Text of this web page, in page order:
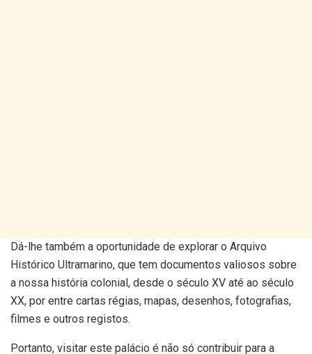
Dá-lhe também a oportunidade de explorar o Arquivo
Histórico Ultramarino, que tem documentos valiosos sobre
a nossa história colonial, desde o século XV até ao século
XX, por entre cartas régias, mapas, desenhos, fotografias,
filmes e outros registos.
Portanto, visitar este palácio é não só contribuir para a